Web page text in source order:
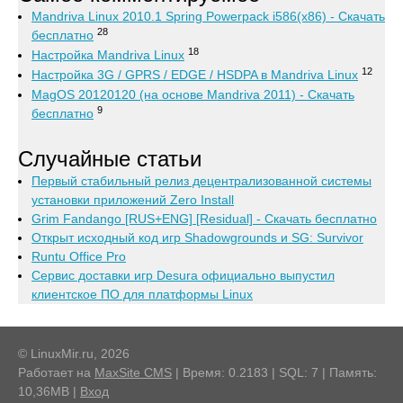
Mandriva Linux 2010.1 Spring Powerpack i586(x86) - Скачать
бесплатно 28
Настройка Mandriva Linux 18
Настройка 3G / GPRS / EDGE / HSDPA в Mandriva Linux 12
MagOS 20120120 (на основе Mandriva 2011) - Скачать
бесплатно 9
Случайные статьи
Первый стабильный релиз децентрализованной системы
установки приложений Zero Install
Grim Fandango [RUS+ENG] [Residual] - Скачать бесплатно
Открыт исходный код игр Shadowgrounds и SG: Survivor
Runtu Office Pro
Сервис доставки игр Desura официально выпустил
клиентское ПО для платформы Linux
© LinuxMir.ru, 2026
Работает на MaxSite CMS | Время: 0.2183 | SQL: 7 | Память:
10,36MB | Вход